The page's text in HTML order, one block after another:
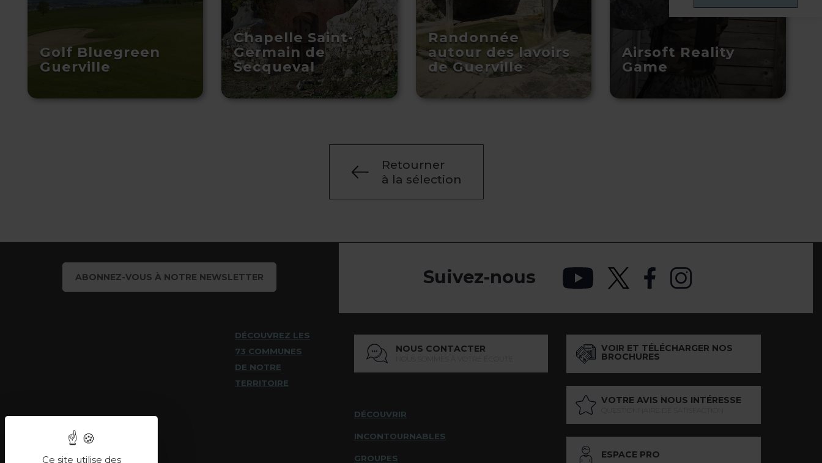
Golf Bluegreen
Guerville
Chapelle Saint-
Germain de
Secqueval
Randonnée
autour des lavoirs
de Guerville
Airsoft Reality
Game
Retourner
à la sélection
ABONNEZ-VOUS À NOTRE NEWSLETTER
DÉCOUVREZ LES
73 COMMUNES
DE NOTRE
TERRITOIRE
Suivez-nous
NOUS CONTACTER
DÉCOUVRIR
INCONTOURNABLES
GROUPES
VOIR ET TÉLÉCHARGER NOS
BROCHURES
VOTRE AVIS NOUS INTÉRESSE
ESPACE PRO
Ce site utilise des